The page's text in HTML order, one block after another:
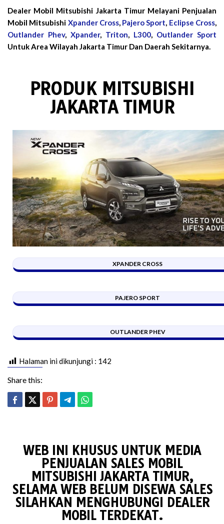
Dealer Mobil Mitsubishi Jakarta Timur Melayani Penjualan
Mobil Mitsubishi Xpander Cross, Pajero Sport, Eclipse Cross,
Outlander Phev, Xpander, Triton, L300, Outlander Sport
Untuk Area Wilayah Jakarta Timur Dan Daerah Sekitarnya.
PRODUK MITSUBISHI
JAKARTA TIMUR
XPANDER CROSS
PAJERO SPORT
OUTLANDER PHEV
Halaman ini dikunjungi : 142
Share this:
WEB INI KHUSUS UNTUK MEDIA
PENJUALAN SALES MOBIL
MITSUBISHI JAKARTA TIMUR,
SELAMA WEB BELUM DISEWA SALES
SILAHKAN MENGHUBUNGI DEALER
MOBIL TERDEKAT.